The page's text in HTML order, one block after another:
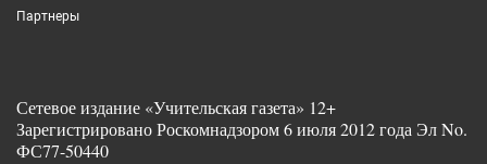
Партнеры
Сетевое издание «Учительская газета» 12+
Зарегистрировано Роскомнадзором 6 июля 2012 года Эл No.
ФС77-50440